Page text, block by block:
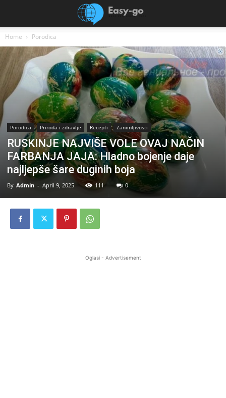
Home Porodica
Porodica Priroda i zdravlje Recepti Zanimljivosti
RUSKINJE NAJVIŠE VOLE OVAJ NAČIN
FARBANJA JAJA: Hladno bojenje daje
najljepše šare duginih boja
By Admin - April 9, 2025 111 0
Oglasi - Advertisement